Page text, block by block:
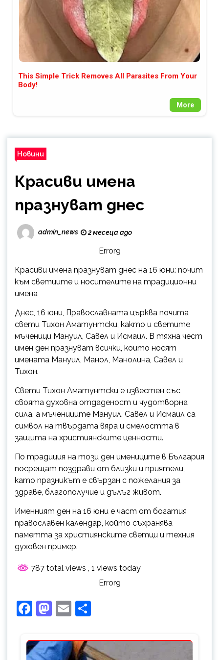
This Simple Trick Removes All Parasites From Your
Body!
More
Новини
Красиви имена
празнуват днес
admin_news 2 месеца ago
Error9
Красиви имена празнуват днес на 16 юни: почит
към светците и носителите на традиционни
имена
Днес, 16 юни, Православната църква почита
свети Тихон Аматунтски, както и светите
мъченици Мануил, Савел и Исмаил. В тяхна чест
имен ден празнуват всички, които носят
имената Мануил, Манол, Манолина, Савел и
Тихон.
Свети Тихон Аматунтски е известен със
своята духовна отдаденост и чудотворна
сила, а мъчениците Мануил, Савел и Исмаил са
символ на твърдата вяра и смелостта в
защита на християнските ценности.
По традиция на този ден имениците в България
посрещат поздрави от близки и приятели,
като празникът е свързан с пожелания за
здраве, благополучие и дълъг живот.
Именният ден на 16 юни е част от богатия
православен календар, който съхранява
паметта за християнските светци и техния
духовен пример.
787 total views , 1 views today
Error9
Facebook
Mastodon
Email